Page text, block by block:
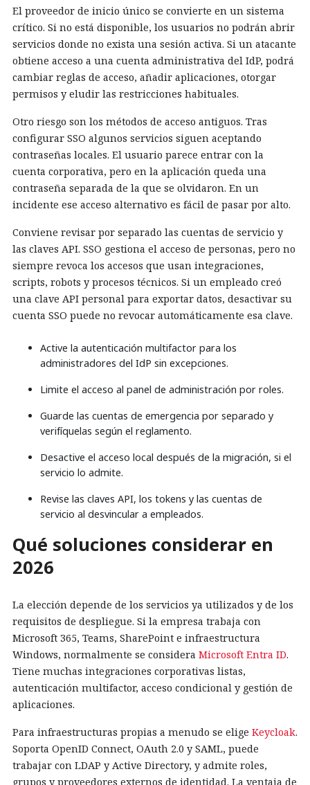
El proveedor de inicio único se convierte en un sistema
crítico. Si no está disponible, los usuarios no podrán abrir
servicios donde no exista una sesión activa. Si un atacante
obtiene acceso a una cuenta administrativa del IdP, podrá
cambiar reglas de acceso, añadir aplicaciones, otorgar
permisos y eludir las restricciones habituales.
Otro riesgo son los métodos de acceso antiguos. Tras
configurar SSO algunos servicios siguen aceptando
contraseñas locales. El usuario parece entrar con la
cuenta corporativa, pero en la aplicación queda una
contraseña separada de la que se olvidaron. En un
incidente ese acceso alternativo es fácil de pasar por alto.
Conviene revisar por separado las cuentas de servicio y
las claves API. SSO gestiona el acceso de personas, pero no
siempre revoca los accesos que usan integraciones,
scripts, robots y procesos técnicos. Si un empleado creó
una clave API personal para exportar datos, desactivar su
cuenta SSO puede no revocar automáticamente esa clave.
Active la autenticación multifactor para los
administradores del IdP sin excepciones.
Limite el acceso al panel de administración por roles.
Guarde las cuentas de emergencia por separado y
verifíquelas según el reglamento.
Desactive el acceso local después de la migración, si el
servicio lo admite.
Revise las claves API, los tokens y las cuentas de
servicio al desvincular a empleados.
Qué soluciones considerar en
2026
La elección depende de los servicios ya utilizados y de los
requisitos de despliegue. Si la empresa trabaja con
Microsoft 365, Teams, SharePoint e infraestructura
Windows, normalmente se considera Microsoft Entra ID.
Tiene muchas integraciones corporativas listas,
autenticación multifactor, acceso condicional y gestión de
aplicaciones.
Para infraestructuras propias a menudo se elige Keycloak.
Soporta OpenID Connect, OAuth 2.0 y SAML, puede
trabajar con LDAP y Active Directory, y admite roles,
grupos y proveedores externos de identidad. La ventaja de